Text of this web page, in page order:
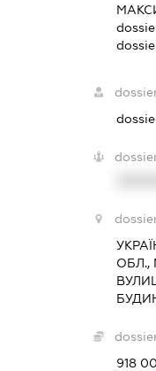
ОБЛ.,
918